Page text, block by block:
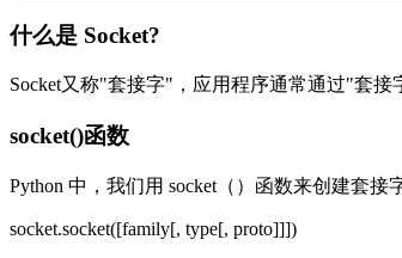
什么是 Socket?
Socket又称"套接字"，应用程序通常通过"套
socket()函数
Python 中，我们用 socket（）函数来创建套接
socket.socket([family[, type[, proto]]])